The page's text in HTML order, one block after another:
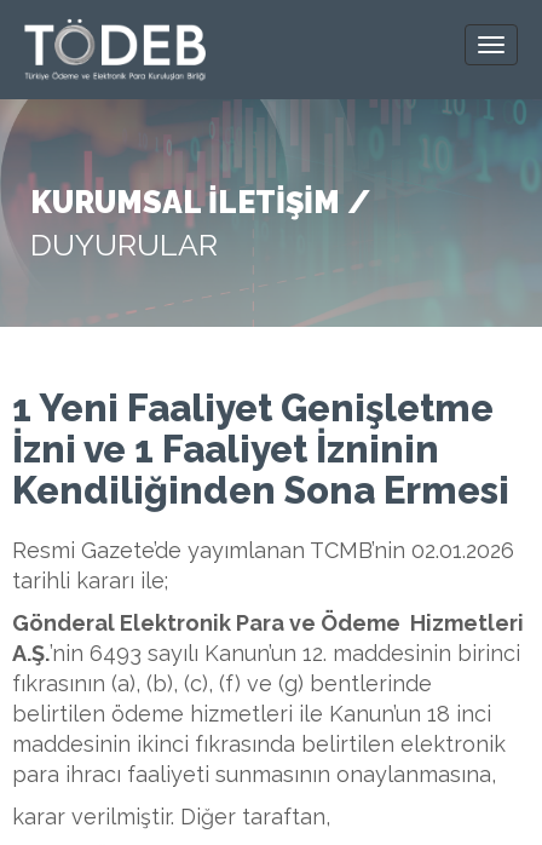
KURUMSAL İLETİŞİM /
DUYURULAR
1 Yeni Faaliyet Genişletme
İzni ve 1 Faaliyet İzninin
Kendiliğinden Sona Ermesi
Resmi Gazete’de yayımlanan TCMB’nin 02.01.2026
tarihli kararı ile;
Gönderal Elektronik Para ve Ödeme Hizmetleri
A.Ş.’nin 6493 sayılı Kanun’un 12. maddesinin birinci
fıkrasının (a), (b), (c), (f) ve (g) bentlerinde
belirtilen ödeme hizmetleri ile Kanun’un 18 inci
maddesinin ikinci fıkrasında belirtilen elektronik
para ihracı faaliyeti sunmasının onaylanmasına,
karar verilmiştir. Diğer taraftan,